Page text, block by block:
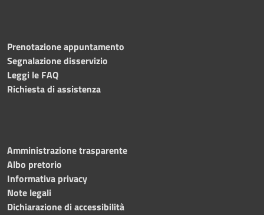
Prenotazione appuntamento
Segnalazione disservizio
Leggi le FAQ
Richiesta di assistenza
Amministrazione trasparente
Albo pretorio
Informativa privacy
Note legali
Dichiarazione di accessibilità